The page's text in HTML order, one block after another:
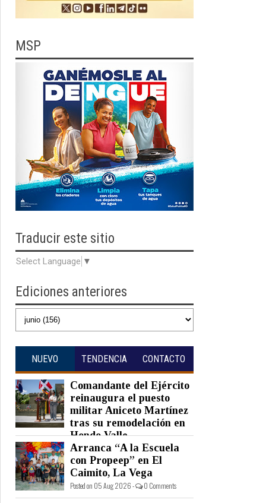
MSP
Traducir este sitio
Select Language ▼
Ediciones anteriores
NUEVO TENDENCIA CONTACTO
Comandante del Ejército
reinaugura el puesto
militar Aniceto Martínez
tras su remodelación en
Hondo Valle
Posted on 05 Aug 2026 - 0 Comments
Arranca “A la Escuela
con Propeep” en El
Caimito, La Vega
Posted on 05 Aug 2026 - 0 Comments